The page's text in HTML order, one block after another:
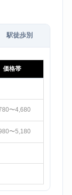
駅徒歩別
価格帯
〜4,680
〜5,180